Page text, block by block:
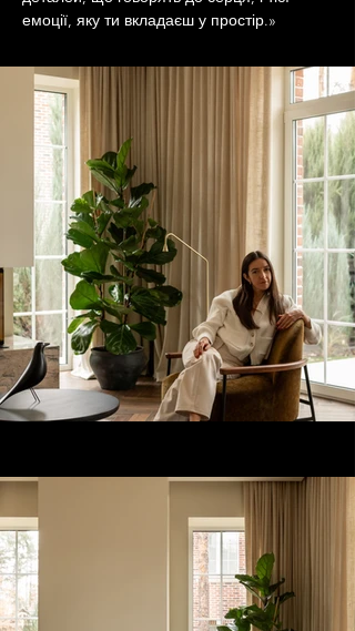
емоції, яку ти вкладаєш у простір.»